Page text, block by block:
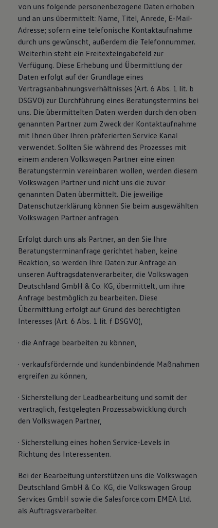
von uns folgende personenbezogene Daten erhoben
und an uns übermittelt: Name, Titel, Anrede, E-Mail-
Adresse; sofern eine telefonische Kontaktaufnahme
durch uns gewünscht, außerdem die Telefonnummer.
Weiterhin steht ein Freitexteingabefeld zur
Verfügung. Diese Erhebung und Übermittlung der
Daten erfolgt auf der Grundlage eines
Vertragsanbahnungsverhältnisses (Art. 6 Abs. 1 lit. b
DSGVO) zur Durchführung eines Beratungstermins bei
uns. Die übermittelten Daten werden durch den oben
genannten Partner zum Zweck der Kontaktaufnahme
mit Ihnen über Ihren präferierten Service Kanal
verwendet. Sollten Sie während des Prozesses mit
einem anderen Volkswagen Partner eine einen
Beratungstermin vereinbaren wollen, werden diesem
Volkswagen Partner und nicht uns die zuvor
genannten Daten übermittelt. Die jeweilige
Datenschutzerklärung können Sie beim ausgewählten
Volkswagen Partner anfragen.
Erfolgt durch uns als Partner, an den Sie Ihre
Beratungsterminanfrage gerichtet haben, keine
Reaktion, so werden Ihre Daten zur Anfrage an
unseren Auftragsdatenverarbeiter, die Volkswagen
Deutschland GmbH & Co. KG, übermittelt, um ihre
Anfrage bestmöglich zu bearbeiten. Diese
Übermittlung erfolgt auf Grund des berechtigten
Interesses (Art. 6 Abs. 1 lit. f DSGVO),
· die Anfrage bearbeiten zu können,
· verkaufsfördernde und kundenbindende Maßnahmen
ergreifen zu können,
· Sicherstellung der Leadbearbeitung und somit der
vertraglich, festgelegten Prozessabwicklung durch
den Volkswagen Partner,
· Sicherstellung eines hohen Service-Levels in
Richtung des Interessenten.
Bei der Bearbeitung unterstützen uns die Volkswagen
Deutschland GmbH & Co. KG, die Volkswagen Group
Services GmbH sowie die Salesforce.com EMEA Ltd.
als Auftragsverarbeiter.